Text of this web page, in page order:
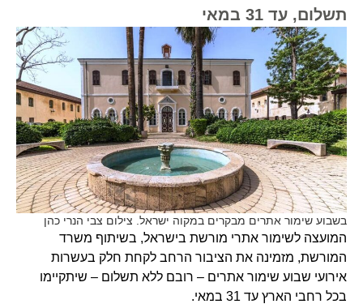
תשלום, עד 31 במאי
בשבוע שימור אתרים מבקרים במקוה ישראל. צילום צבי הנרי כהן
המועצה לשימור אתרי מורשת בישראל, בשיתוף משרד
המורשת, מזמינה את הציבור הרחב לקחת חלק בעשרות
אירועי שבוע שימור אתרים – רובם ללא תשלום – שיתקיימו
בכל רחבי הארץ עד 31 במאי.